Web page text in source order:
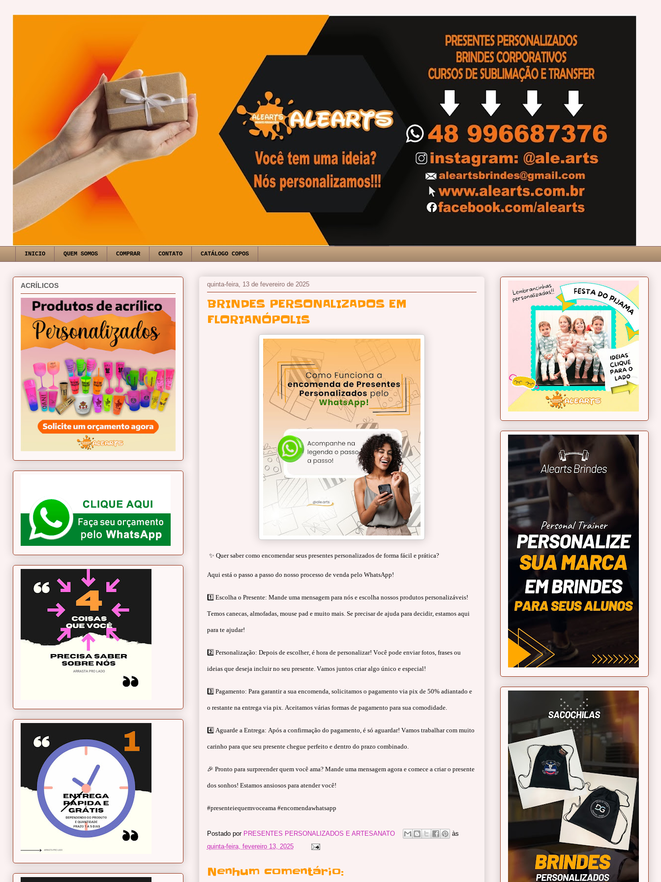
INICIO QUEM SOMOS COMPRAR CONTATO CATÁLOGO COPOS
quinta-feira, 13 de fevereiro de 2025
BRINDES PERSONALIZADOS EM
FLORIANÓPOLIS
✨ Quer saber como encomendar seus presentes personalizados de forma fácil e prática?
Aqui está o passo a passo do nosso processo de venda pelo WhatsApp!
1️⃣ Escolha o Presente: Mande uma mensagem para nós e escolha nossos produtos personalizáveis!
Temos canecas, almofadas, mouse pad e muito mais. Se precisar de ajuda para decidir, estamos aqui
para te ajudar!
2️⃣ Personalização: Depois de escolher, é hora de personalizar! Você pode enviar fotos, frases ou
ideias que deseja incluir no seu presente. Vamos juntos criar algo único e especial!
3️⃣ Pagamento: Para garantir a sua encomenda, solicitamos o pagamento via pix de 50% adiantado e
o restante na entrega via pix. Aceitamos várias formas de pagamento para sua comodidade.
4️⃣ Aguarde a Entrega: Após a confirmação do pagamento, é só aguardar! Vamos trabalhar com muito
carinho para que seu presente chegue perfeito e dentro do prazo combinado.
🎉 Pronto para surpreender quem você ama? Mande uma mensagem agora e comece a criar o presente
dos sonhos! Estamos ansiosos para atender você!
#presenteiequemvoceama #encomendawhatsapp
Postado por PRESENTES PERSONALIZADOS E ARTESANATO
às
quinta-feira, fevereiro 13, 2025
Nenhum comentário:
ACRÍLICOS